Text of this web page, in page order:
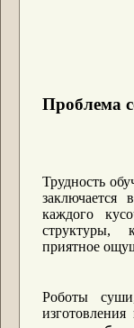
Проблема
Трудность
заключается
каждого
структуры,
приятное
Роботы